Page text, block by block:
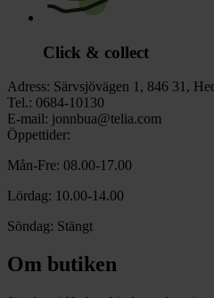
Click & collect
Adress: Särvsjövägen 1, 846 31,
Tel.: 0684-10130
E-mail: jonnbua@telia.com
Öppettider:
Mån-Fre: 08.00-17.00
Lördag: 10.00-14.00
Söndag: Stängt
Om butiken